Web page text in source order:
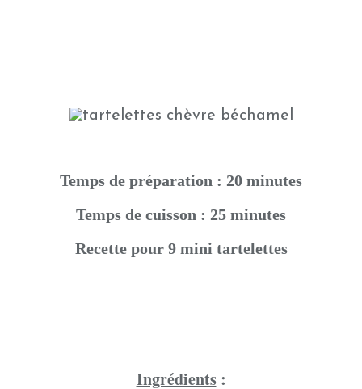
Temps de préparation : 20 minutes
Temps de cuisson : 25 minutes
Recette pour 9 mini tartelettes
Ingrédients: